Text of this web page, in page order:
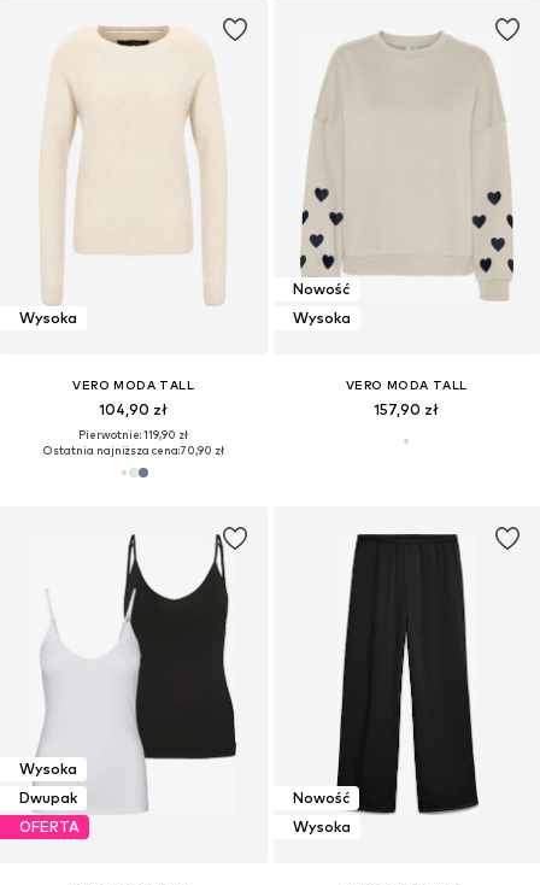
Wysoka
VERO MODA TALL
104,90 zł
Pierwotnie: 119,90 zł
Ostatnia najniższa cena:70,90 zł
Nowość
Wysoka
VERO MODA TALL
157,90 zł
Wysoka
Dwupak
OFERTA
Nowość
Wysoka